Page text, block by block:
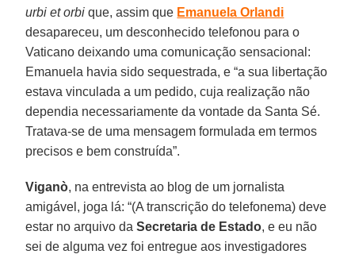
urbi et orbi que, assim que Emanuela Orlandi
desapareceu, um desconhecido telefonou para o
Vaticano deixando uma comunicação sensacional:
Emanuela havia sido sequestrada, e “a sua libertação
estava vinculada a um pedido, cuja realização não
dependia necessariamente da vontade da Santa Sé.
Tratava-se de uma mensagem formulada em termos
precisos e bem construída”.
Viganò, na entrevista ao blog de um jornalista
amigável, joga lá: “(A transcrição do telefonema) deve
estar no arquivo daSecretaria de Estado, e eu não
sei de alguma vez foi entregue aos investigadores